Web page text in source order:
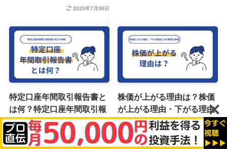
2026年7月30日
特定口座年間取引報告書と
は何？特定口座年間取引報
告書の見方も解説
2026年7月30日
株価が上がる理由は？株価
が上がる理由・下がる理由
となる要因を解説
2026年7月30日